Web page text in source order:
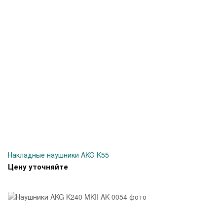
Накладные наушники AKG K55
Цену уточняйте